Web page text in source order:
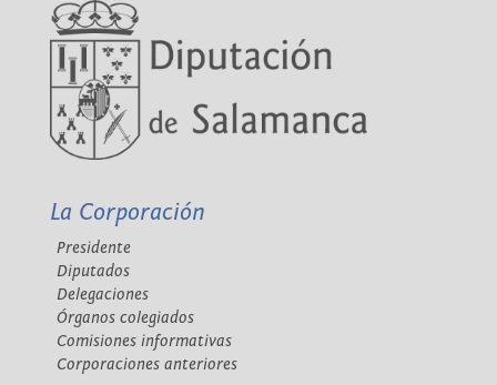
La Corporación
Presidente
Diputados
Delegaciones
Órganos colegiados
Comisiones informativas
Corporaciones anteriores